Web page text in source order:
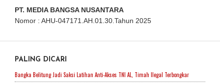
PT. MEDIA BANGSA NUSANTARA
Nomor : AHU-047171.AH.01.30.Tahun 2025
PALING DICARI
Bangka Belitung Jadi Saksi Latihan Anti-Akses TNI AL, Timah Ilegal Terbongkar